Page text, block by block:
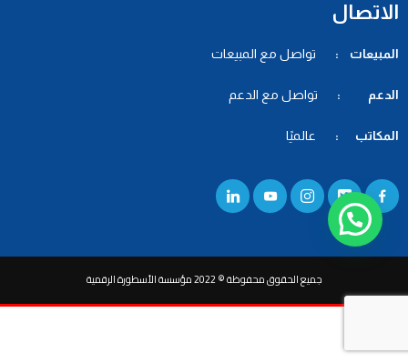
الاتصال
المبيعات : تواصل مع المبيعات
الدعم : تواصل مع الدعم
المكاتب : عالميًا
جميع الحقوق محفوظة © 2022 مؤسسة الأسطورة الرقمية